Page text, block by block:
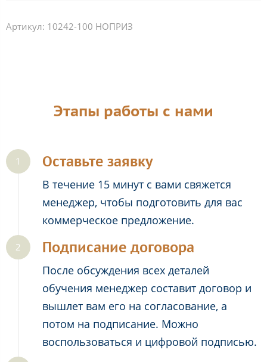
Артикул: 10242-100 НОПРИЗ
Этапы работы с нами
Оставьте заявку
В течение 15 минут с вами свяжется
менеджер, чтобы подготовить для вас
коммерческое предложение.
Подписание договора
После обсуждения всех деталей
обучения менеджер составит договор и
вышлет вам его на согласование, а
потом на подписание. Можно
воспользоваться и цифровой подписью.